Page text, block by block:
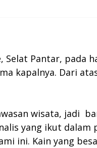
Pantar, pada
kapalnya. Dari
wisata, jadi
yang ikut
ini. Kain yang